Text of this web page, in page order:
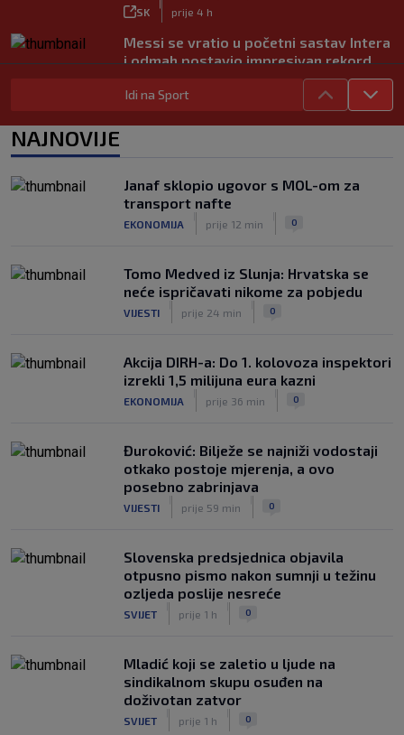
SK prije 4 h
Messi se vratio u početni sastav Intera
i odmah postavio impresivan rekord
Novo Dinamovo pojačanje ubrzo
potpisuje, prvo će igrati u Lekinoj
Idi na Sport
NAJNOVIJE
Janaf sklopio ugovor s MOL-om za
transport nafte
EKONOMIJA prije 12 min 0
Tomo Medved iz Slunja: Hrvatska se
neće ispričavati nikome za pobjedu
VIJESTI prije 24 min 0
Akcija DIRH-a: Do 1. kolovoza inspektori
izrekli 1,5 milijuna eura kazni
EKONOMIJA prije 36 min 0
Đuroković: Bilježe se najniži vodostaji
otkako postoje mjerenja, a ovo
posebno zabrinjava
VIJESTI prije 59 min 0
Slovenska predsjednica objavila
otpusno pismo nakon sumnji u težinu
ozljeda poslije nesreće
SVIJET prije 1 h 0
Mladić koji se zaletio u ljude na
sindikalnom skupu osuđen na
doživotan zatvor
SVIJET prije 1 h 0